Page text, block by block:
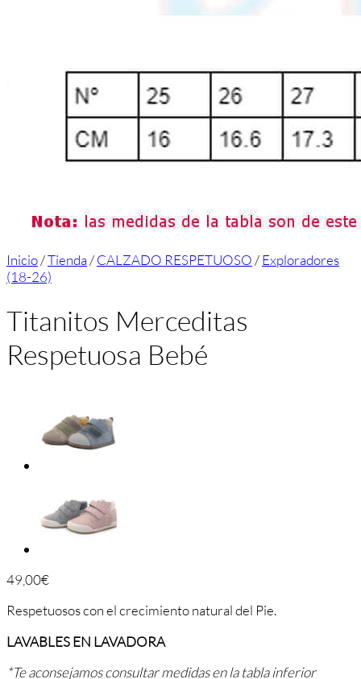
Inicio/Tienda/CALZADO RESPETUOSO/Exploradores
(18-26)
Titanitos Merceditas
Respetuosa Bebé
49,00€
Respetuosos con el crecimiento natural del Pie.
LAVABLES EN LAVADORA
*Te aconsejamos consultar medidas en la tabla inferior